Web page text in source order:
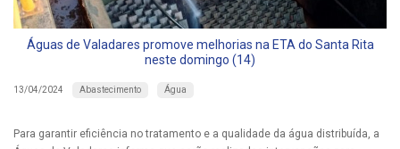
Águas de Valadares promove melhorias na ETA do Santa Rita
neste domingo (14)
13/04/2024 Abastecimento Água
Para garantir eficiência no tratamento e a qualidade da água distribuída, a